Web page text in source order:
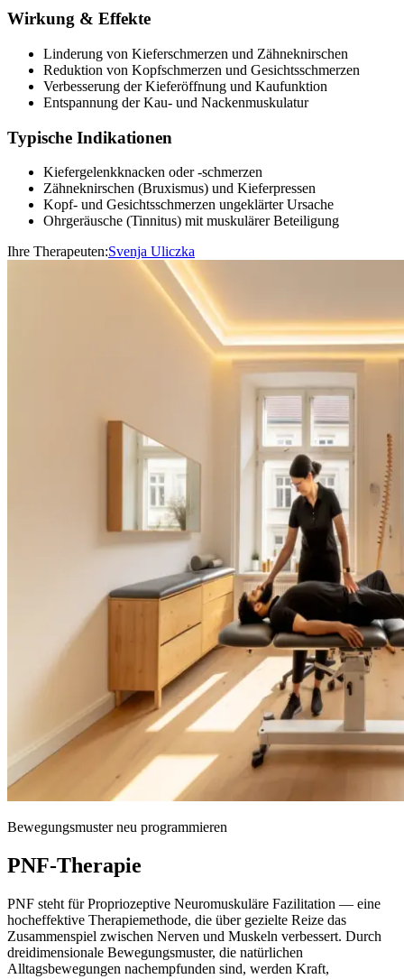
Wirkung & Effekte
Linderung von Kieferschmerzen und Zähneknirschen
Reduktion von Kopfschmerzen und Gesichtsschmerzen
Verbesserung der Kieferöffnung und Kaufunktion
Entspannung der Kau- und Nackenmuskulatur
Typische Indikationen
Kiefergelenkknacken oder -schmerzen
Zähneknirschen (Bruxismus) und Kieferpressen
Kopf- und Gesichtsschmerzen ungeklärter Ursache
Ohrgeräusche (Tinnitus) mit muskulärer Beteiligung
Ihre Therapeuten:Svenja Uliczka
Bewegungsmuster neu programmieren
PNF-Therapie
PNF steht für Propriozeptive Neuromuskuläre Fazilitation — eine
hocheffektive Therapiemethode, die über gezielte Reize das
Zusammenspiel zwischen Nerven und Muskeln verbessert. Durch
dreidimensionale Bewegungsmuster, die natürlichen
Alltagsbewegungen nachempfunden sind, werden Kraft,